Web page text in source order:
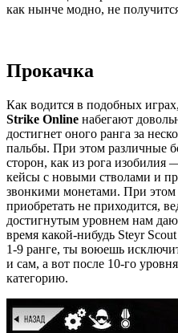
как нынче модно, не
Прокачка
Как водится в подобных
Strike Online набегают
достигнет оного ранга за
пальбы. При этом различные
сторон, как из рога изобилия
кейсы с новыми стволами и
звонкими монетами. При этом
приобретать не приходится,
достигнутым уровнем нам
время какой-нибудь Steyr
1-9 ранге, ты воюешь
и сам, а вот после 10-го
категорию.